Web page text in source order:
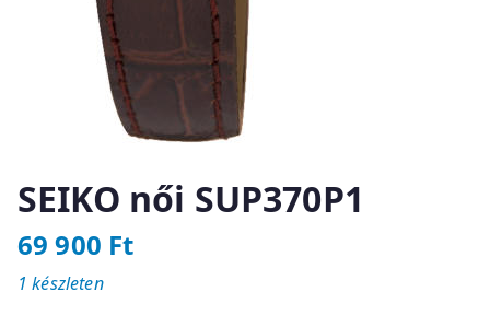
SEIKO női SUP370P1
69 900 Ft
1 készleten